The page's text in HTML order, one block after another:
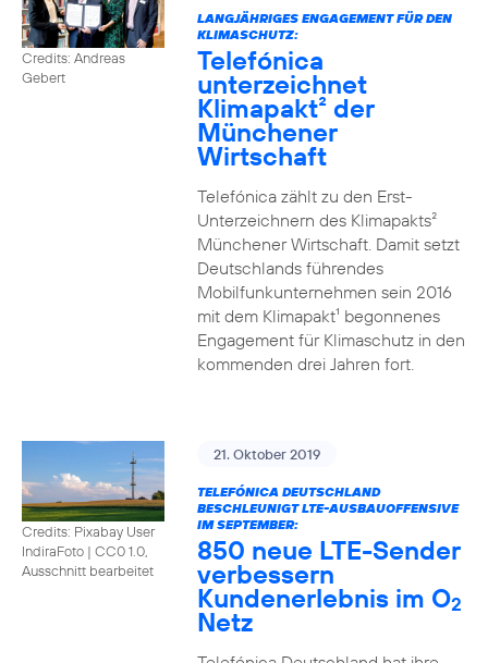
Credits: Andreas
Gebert
LANGJÄHRIGES ENGAGEMENT FÜR DEN
KLIMASCHUTZ:
Telefónica
unterzeichnet
Klimapakt² der
Münchener
Wirtschaft
Telefónica zählt zu den Erst-
Unterzeichnern des Klimapakts²
Münchener Wirtschaft. Damit setzt
Deutschlands führendes
Mobilfunkunternehmen sein 2016
mit dem Klimapakt¹ begonnenes
Engagement für Klimaschutz in den
kommenden drei Jahren fort.
Credits: Pixabay User
IndiraFoto | CC0 1.0,
Ausschnitt bearbeitet
21. Oktober 2019
TELEFÓNICA DEUTSCHLAND
BESCHLEUNIGT LTE-AUSBAUOFFENSIVE
IM SEPTEMBER:
850 neue LTE-Sender
verbessern
Kundenerlebnis im O2
Netz